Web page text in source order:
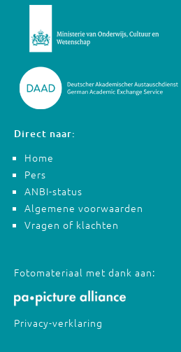
Direct naar:
Home
Pers
ANBI-status
Algemene voorwaarden
Vragen of klachten
Fotomateriaal met dank aan:
Privacy-verklaring